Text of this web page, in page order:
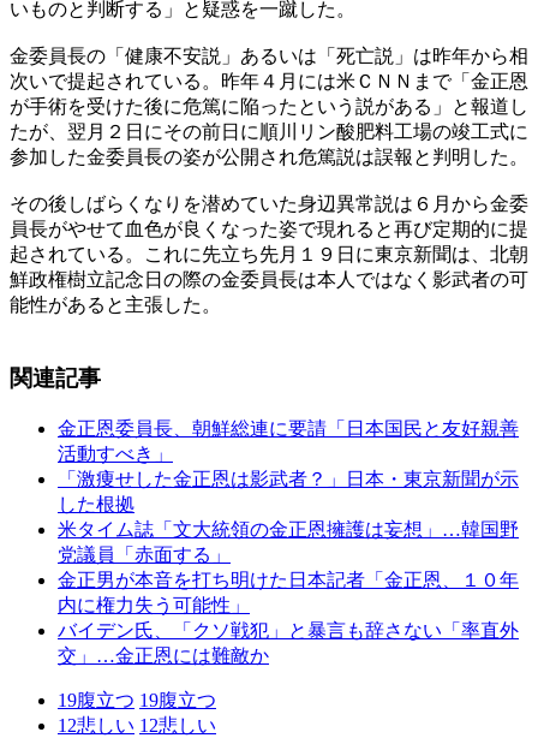
いものと判断する」と疑惑を一蹴した。
金委員長の「健康不安説」あるいは「死亡説」は昨年から相
次いで提起されている。昨年４月には米ＣＮＮまで「金正恩
が手術を受けた後に危篤に陥ったという説がある」と報道し
たが、翌月２日にその前日に順川リン酸肥料工場の竣工式に
参加した金委員長の姿が公開され危篤説は誤報と判明した。
その後しばらくなりを潜めていた身辺異常説は６月から金委
員長がやせて血色が良くなった姿で現れると再び定期的に提
起されている。これに先立ち先月１９日に東京新聞は、北朝
鮮政権樹立記念日の際の金委員長は本人ではなく影武者の可
能性があると主張した。
関連記事
金正恩委員長、朝鮮総連に要請「日本国民と友好親善
活動すべき」
「激痩せした金正恩は影武者？」日本・東京新聞が示
した根拠
米タイム誌「文大統領の金正恩擁護は妄想」…韓国野
党議員「赤面する」
金正男が本音を打ち明けた日本記者「金正恩、１０年
内に権力失う可能性」
バイデン氏、「クソ戦犯」と暴言も辞さない「率直外
交」…金正恩には難敵か
19腹立つ 19腹立つ
12悲しい 12悲しい